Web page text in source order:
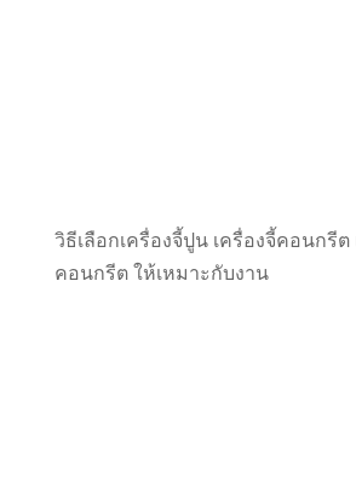
วิธีเลือกเครื่องจี้ปูน เครื่องจี้คอนกรีต
คอนกรีต ให้เหมาะกับงาน